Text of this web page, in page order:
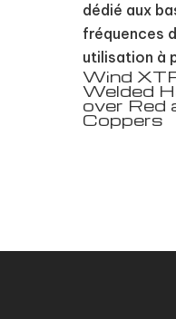
dédié aux
fréquences
utilisation à
Wind
Welded
over Red
Coppers